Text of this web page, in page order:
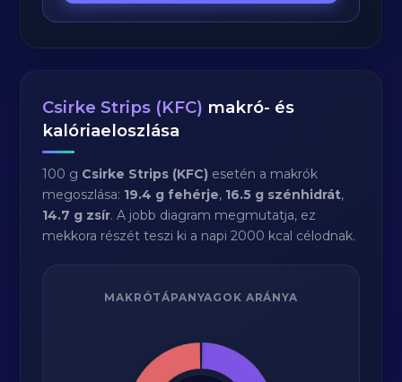
Csirke Strips (KFC) makró- és
kalóriaeloszlása
100 g Csirke Strips (KFC) esetén a makrók
megoszlása: 19.4 g fehérje, 16.5 g szénhidrát,
14.7 g zsír. A jobb diagram megmutatja, ez
mekkora részét teszi ki a napi 2000 kcal célodnak.
MAKRÓTÁPANYAGOK ARÁNYA